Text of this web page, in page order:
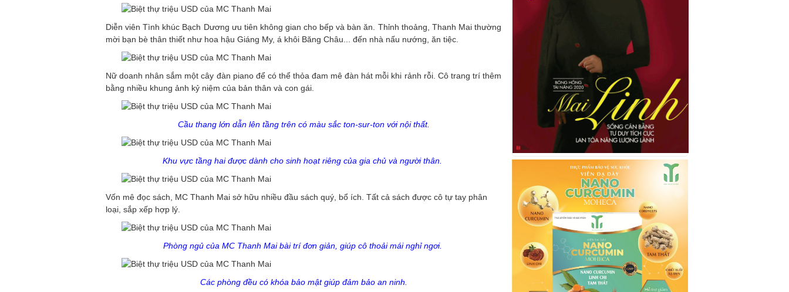
Diễn viên Tình khúc Bạch Dương ưu tiên không gian cho bếp và bàn ăn. Thỉnh thoảng, Thanh Mai thường
mời bạn bè thân thiết như hoa hậu Giáng My, á khôi Băng Châu... đến nhà nấu nướng, ăn tiệc.
Nữ doanh nhân sắm một cây đàn piano để có thể thỏa đam mê đàn hát mỗi khi rảnh rỗi. Cô trang trí thêm
bằng nhiều khung ảnh kỷ niệm của bản thân và con gái.
Cầu thang lớn dẫn lên tầng trên có màu sắc ton-sur-ton với nội thất.
Khu vực tầng hai được dành cho sinh hoạt riêng của gia chủ và người thân.
Vốn mê đọc sách, MC Thanh Mai sở hữu nhiều đầu sách quý, bổ ích. Tất cả sách được cô tự tay phân
loại, sắp xếp hợp lý.
Phòng ngủ của MC Thanh Mai bài trí đơn giản, giúp cô thoải mái nghỉ ngơi.
Các phòng đều có khóa bảo mật giúp đảm bảo an ninh.